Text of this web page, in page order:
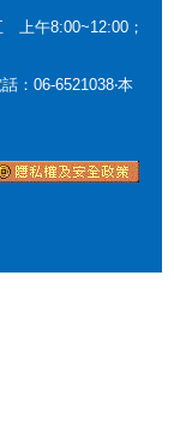
上午8:00~12:00；
：06-6521038‧本